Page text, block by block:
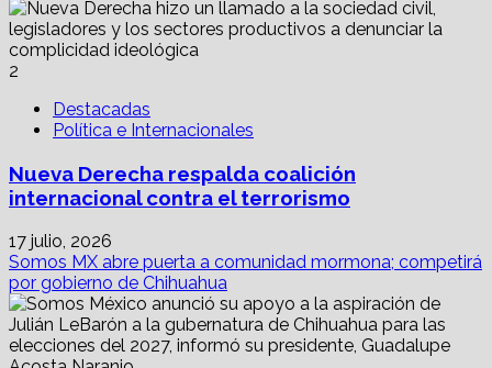
2
Destacadas
Política e Internacionales
Nueva Derecha respalda coalición
internacional contra el terrorismo
17 julio, 2026
Somos MX abre puerta a comunidad mormona; competirá
por gobierno de Chihuahua